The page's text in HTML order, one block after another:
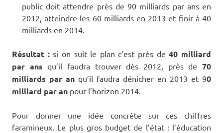
public doit attendre près de 90 milliards par ans en
2012, atteindre les 60 milliards en 2013 et finir à 40
milliards en 2014.
Résultat :si on suit le plan c’est près de40 milliard
par ans qu’il faudra trouver dès 2012, près de70
milliards par an qu’il faudra dénicher en 2013 et 90
milliard par an pour l’horizon 2014.
Pour donner une idée concrète sur ces chiffres
faramineux. Le plus gros budget de l’état : l’éducation